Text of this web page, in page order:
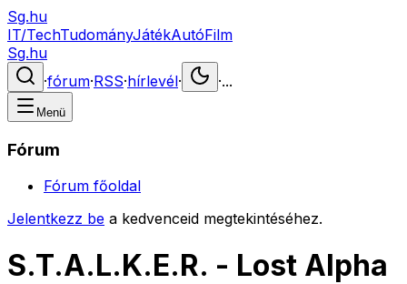
Sg.hu
IT/TechTudományJátékAutóFilm
Sg.hu
·fórum·RSS·hírlevél· ·...
Menü
Fórum
Fórum főoldal
Jelentkezz be a kedvenceid megtekintéséhez.
S.T.A.L.K.E.R. - Lost Alpha